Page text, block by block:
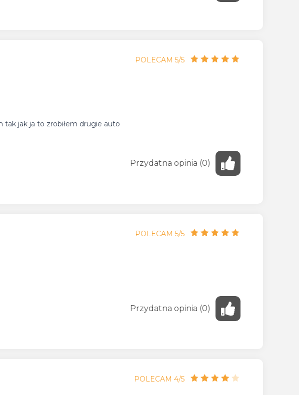
POLECAM 5/5
tak jak ja to zrobiłem drugie auto
Przydatna opinia (0)
POLECAM 5/5
Przydatna opinia (0)
POLECAM 4/5